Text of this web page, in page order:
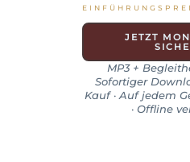
JETZT
MP3 +
Sofortiger
Kauf · Auf jedem
· Offline